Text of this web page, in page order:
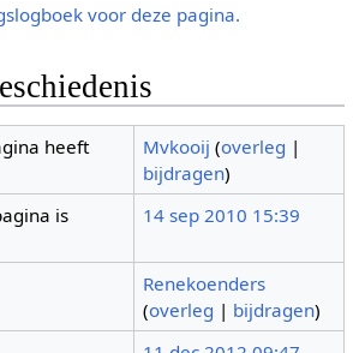
voor deze pagina.
heeft
Mvkooij (overleg |
bijdragen)
is
14 sep 2010 15:39
Renekoenders
(overleg | bijdragen)